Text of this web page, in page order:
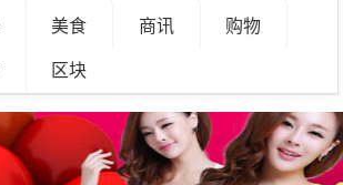
美食 商讯 购物
区块